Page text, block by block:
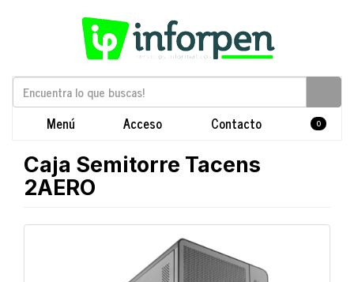
Menú Acceso Contacto 0
Caja Semitorre Tacens
2AERO